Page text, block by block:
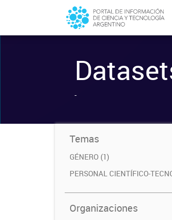
-
Temas
GÉNERO (1)
PERSONAL CIENTÍFICO-
Organizaciones